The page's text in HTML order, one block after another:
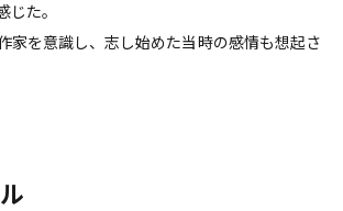
じた。
家を意識し、志し始めた当時の感情も想起さ